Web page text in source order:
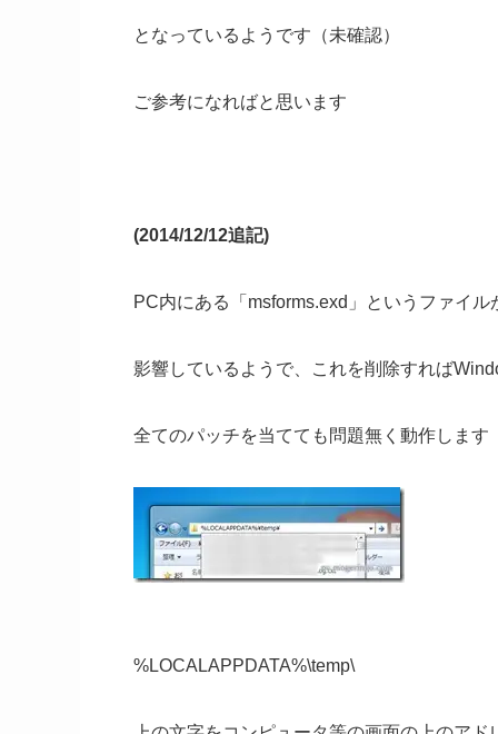
となっているようです（未確認）
ご参考になればと思います
(2014/12/12追記)
PC内にある「msforms.exd」というファイル
影響しているようで、これを削除すれば
全てのパッチを当てても問題無く動作します
%LOCALAPPDATA%\temp\